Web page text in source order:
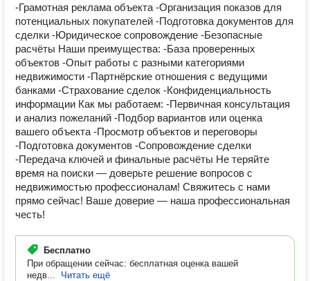
-Грамотная реклама объекта -Организация показов для
потенциальных покупателей -Подготовка документов для
сделки -Юридическое сопровождение -Безопасные
расчёты Наши преимущества: -База проверенных
объектов -Опыт работы с разными категориями
недвижимости -Партнёрские отношения с ведущими
банками -Страхование сделок -Конфиденциальность
информации Как мы работаем: -Первичная консультация
и анализ пожеланий -Подбор вариантов или оценка
вашего объекта -Просмотр объектов и переговоры
-Подготовка документов -Сопровождение сделки
-Передача ключей и финальные расчёты Не теряйте
время на поиски — доверьте решение вопросов с
недвижимостью профессионалам! Свяжитесь с нами
прямо сейчас! Ваше доверие — наша профессиональная
честь!
Бесплатно
При обращении сейчас: бесплатная оценка вашей
недв...
Читать ещё